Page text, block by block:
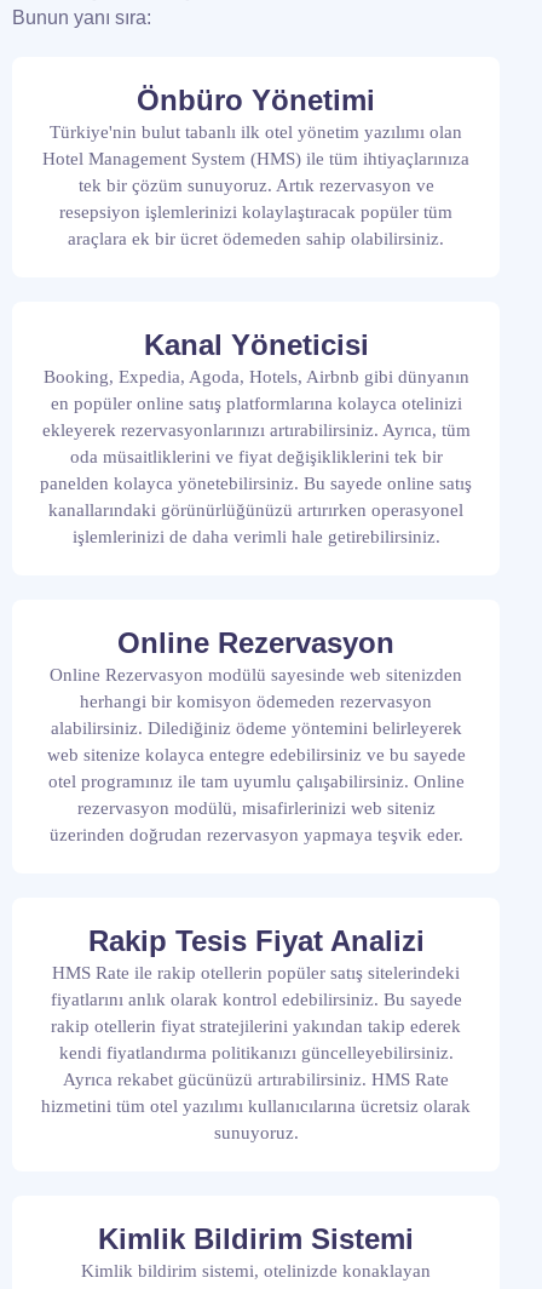
Bunun yanı sıra:
Önbüro Yönetimi
Türkiye'nin bulut tabanlı ilk otel yönetim yazılımı olan
Hotel Management System (HMS) ile tüm ihtiyaçlarınıza
tek bir çözüm sunuyoruz. Artık rezervasyon ve
resepsiyon işlemlerinizi kolaylaştıracak popüler tüm
araçlara ek bir ücret ödemeden sahip olabilirsiniz.
Kanal Yöneticisi
Booking, Expedia, Agoda, Hotels, Airbnb gibi dünyanın
en popüler online satış platformlarına kolayca otelinizi
ekleyerek rezervasyonlarınızı artırabilirsiniz. Ayrıca, tüm
oda müsaitliklerini ve fiyat değişikliklerini tek bir
panelden kolayca yönetebilirsiniz. Bu sayede online satış
kanallarındaki görünürlüğünüzü artırırken operasyonel
işlemlerinizi de daha verimli hale getirebilirsiniz.
Online Rezervasyon
Online Rezervasyon modülü sayesinde web sitenizden
herhangi bir komisyon ödemeden rezervasyon
alabilirsiniz. Dilediğiniz ödeme yöntemini belirleyerek
web sitenize kolayca entegre edebilirsiniz ve bu sayede
otel programınız ile tam uyumlu çalışabilirsiniz. Online
rezervasyon modülü, misafirlerinizi web siteniz
üzerinden doğrudan rezervasyon yapmaya teşvik eder.
Rakip Tesis Fiyat Analizi
HMS Rate ile rakip otellerin popüler satış sitelerindeki
fiyatlarını anlık olarak kontrol edebilirsiniz. Bu sayede
rakip otellerin fiyat stratejilerini yakından takip ederek
kendi fiyatlandırma politikanızı güncelleyebilirsiniz.
Ayrıca rekabet gücünüzü artırabilirsiniz. HMS Rate
hizmetini tüm otel yazılımı kullanıcılarına ücretsiz olarak
sunuyoruz.
Kimlik Bildirim Sistemi
Kimlik bildirim sistemi, otelinizde konaklayan